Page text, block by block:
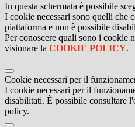
In questa schermata è possibile
I cookie necessari sono quelli che
piattaforma e non è possibile
Per conoscere quali sono i cookie
visionare la COOKIE POLICY.
Cookie necessari per il
I cookie necessari per il
disabilitati. È possibile consultare
policy.